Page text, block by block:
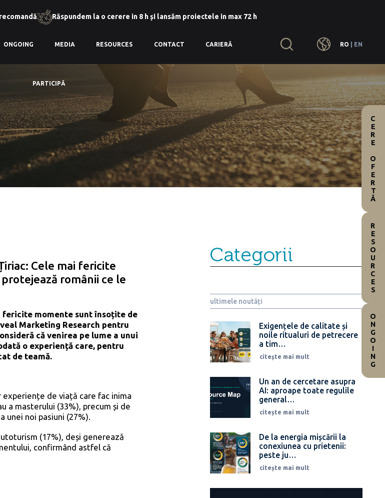
Răspundem la o cerere in 8 h și lansăm proiectele in max 72 h
RO EN
ONGOING MEDIA RESOURCES CONTACT CARIERĂ
PARTICIPĂ
Cele mai fericite
românii ce le
fericite momente sunt însoțite de
Marketing Research pentru
că venirea pe lume a unui
o experiență care, pentru
de teamă.
de viață care fac inima
a masterului (33%), precum și de
unei noi pasiuni (27%).
(17%), deși generează
confirmând astfel că
Categorii
ultimele noutăți
Exigențele de calitate și
noile ritualuri de petrecere
a tim…
citește mai mult
Un an de cercetare asupra
AI: aproape toate regulile
general…
citește mai mult
De la energia mișcării la
conexiunea cu prietenii:
peste ju…
citește mai mult
CERE OFERTĂ
RESOURCES
ONGOING